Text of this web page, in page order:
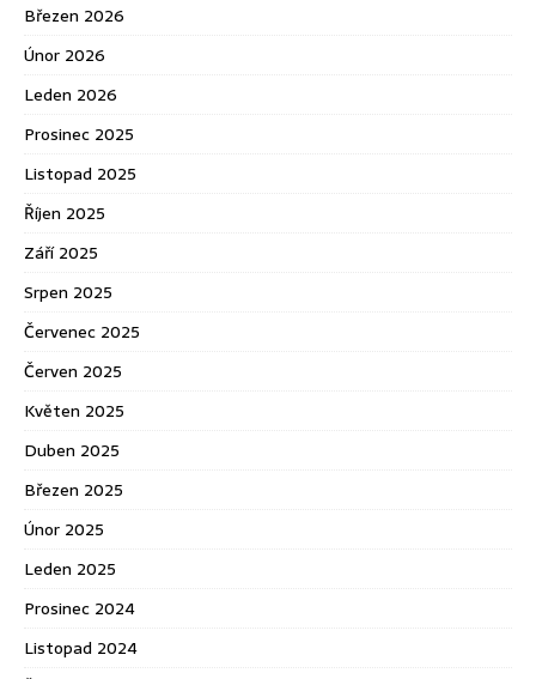
Březen 2026
Únor 2026
Leden 2026
Prosinec 2025
Listopad 2025
Říjen 2025
Září 2025
Srpen 2025
Červenec 2025
Červen 2025
Květen 2025
Duben 2025
Březen 2025
Únor 2025
Leden 2025
Prosinec 2024
Listopad 2024